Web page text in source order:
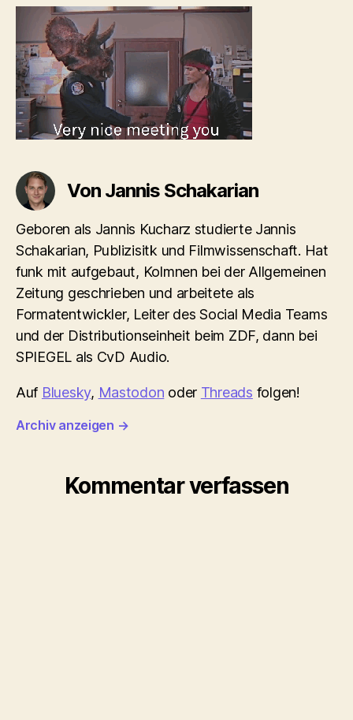
Von Jannis Schakarian
Geboren als Jannis Kucharz studierte Jannis
Schakarian, Publizisitk und Filmwissenschaft. Hat
funk mit aufgebaut, Kolmnen bei der Allgemeinen
Zeitung geschrieben und arbeitete als
Formatentwickler, Leiter des Social Media Teams
und der Distributionseinheit beim ZDF, dann bei
SPIEGEL als CvD Audio.
Auf Bluesky, Mastodon oder Threads folgen!
Archiv anzeigen →
Kommentar verfassen